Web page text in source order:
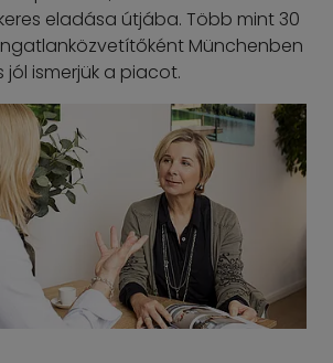
eladása útjába. Több mint 30
Münchenben
jól ismerjük a piacot.